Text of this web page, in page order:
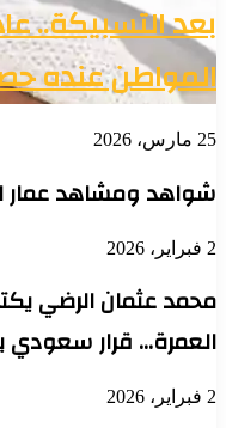
التسبيكة..
عنده
2026
ومشاهد عمار
عثمان الرضي
قرار سعودي